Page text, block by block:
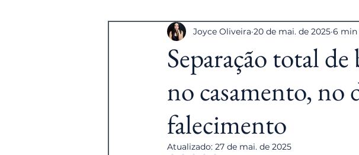
Pensão Alimentícia Tutela e Curatela
Separação total
no casamento, no
falecimento
Joyce Oliveira 20 de mai. de 2025 6 min
Atualizado: 27 de mai. de 2025